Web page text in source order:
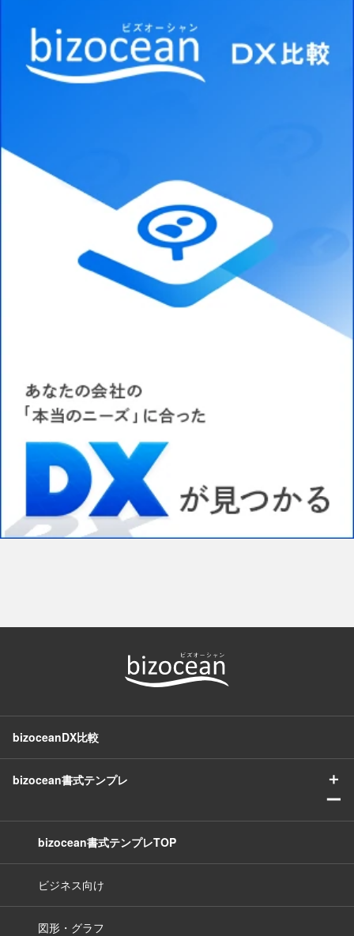
bizoceanDX比較
bizocean書式テンプレ
＋
ー
bizocean書式テンプレTOP
ビジネス向け
図形・グラフ